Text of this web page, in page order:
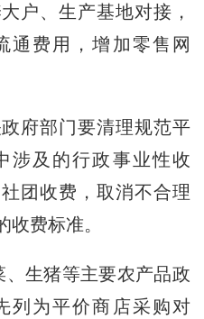
户、生产基地对接，
通费用，增加零售网
府部门要清理规范平
涉及的行政事业性收
团收费，取消不合理
收费标准。
、生猪等主要农产品政
列为平价商店采购对